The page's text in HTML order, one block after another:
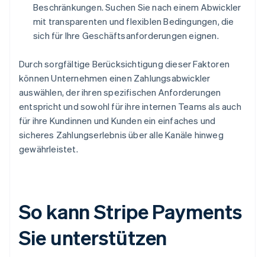
Beschränkungen. Suchen Sie nach einem Abwickler
mit transparenten und flexiblen Bedingungen, die
sich für Ihre Geschäftsanforderungen eignen.
Durch sorgfältige Berücksichtigung dieser Faktoren
können Unternehmen einen Zahlungsabwickler
auswählen, der ihren spezifischen Anforderungen
entspricht und sowohl für ihre internen Teams als auch
für ihre Kundinnen und Kunden ein einfaches und
sicheres Zahlungserlebnis über alle Kanäle hinweg
gewährleistet.
So kann Stripe Payments
Sie unterstützen